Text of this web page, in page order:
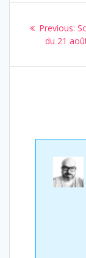
l’article
Previous:
du 21